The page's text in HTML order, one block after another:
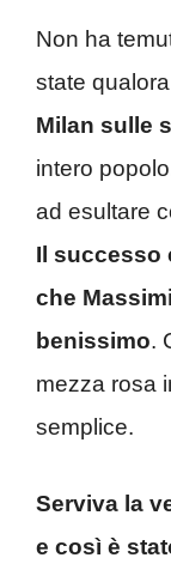
Non ha
state
Milan sulle
intero
ad esultare
Il successo
che
benissimo.
mezza rosa
semplice.
Serviva la
e così è